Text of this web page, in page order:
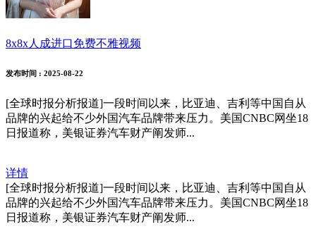
8x8x人成进口免费不雅视频
发布时间 : 2025-08-22
[全球时报分析报道]一段时间以来，比亚迪、吉利等中国自从
品牌的兴起给不少外国汽车品牌带来压力。美国CNBC网坐18
日报道称，美银证券汽车财产阐发师...
详情
[全球时报分析报道]一段时间以来，比亚迪、吉利等中国自从
品牌的兴起给不少外国汽车品牌带来压力。美国CNBC网坐18
日报道称，美银证券汽车财产阐发师...